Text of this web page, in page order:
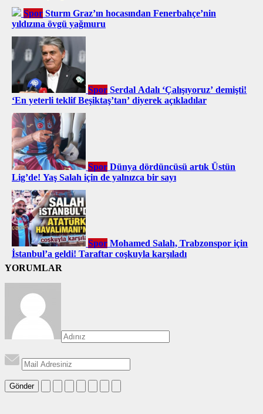
Spor Sturm Graz’ın hocasından Fenerbahçe’nin
yıldızına övgü yağmuru
Spor Serdal Adalı ‘Çalışıyoruz’ demişti!
‘En yeterli teklif Beşiktaş’tan’ diyerek açıkladılar
Spor Dünya dördüncüsü artık Üstün
Lig’de! Yaş Salah için de yalnızca bir sayı
Spor Mohamed Salah, Trabzonspor için
İstanbul’a geldi! Taraftar coşkuyla karşıladı
YORUMLAR
Gönder